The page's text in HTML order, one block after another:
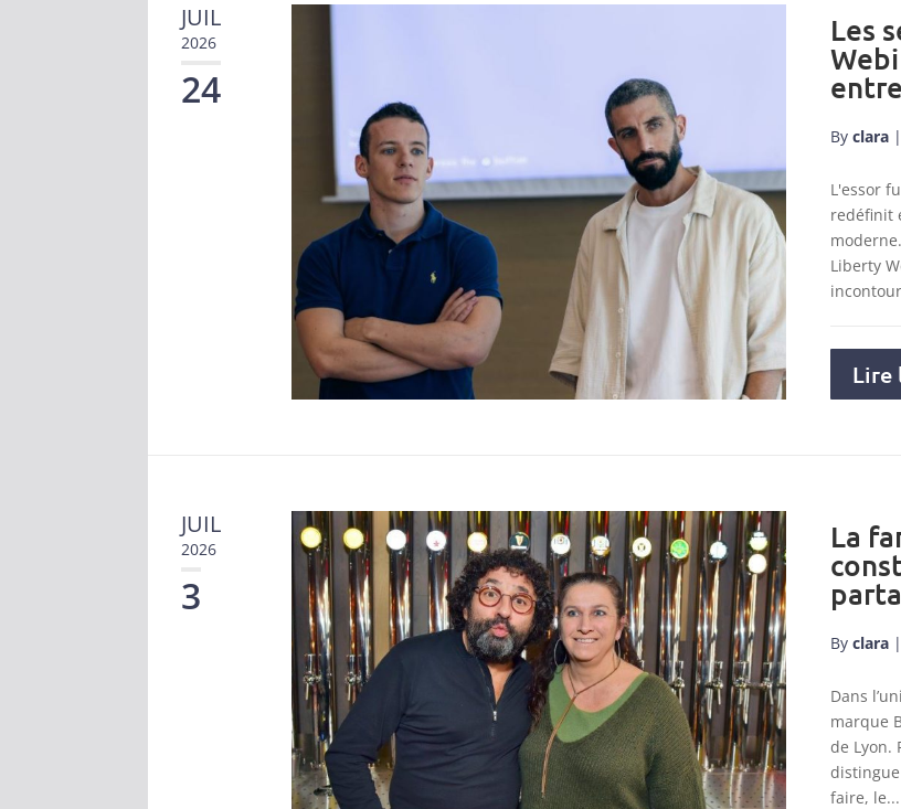
JUIL
2026
24
Les
By clara |
L'essor
redéfinit
Liberty
Lire
JUIL
2026
3
La
By clara |
Dans
marque
de Lyon.
faire, le...